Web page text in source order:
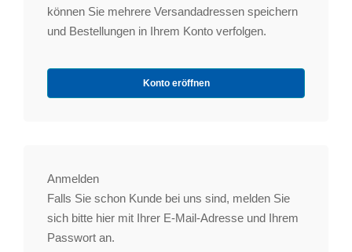
können Sie mehrere Versandadressen speichern
und Bestellungen in Ihrem Konto verfolgen.
Konto eröffnen
Anmelden
Falls Sie schon Kunde bei uns sind, melden Sie
sich bitte hier mit Ihrer E-Mail-Adresse und Ihrem
Passwort an.